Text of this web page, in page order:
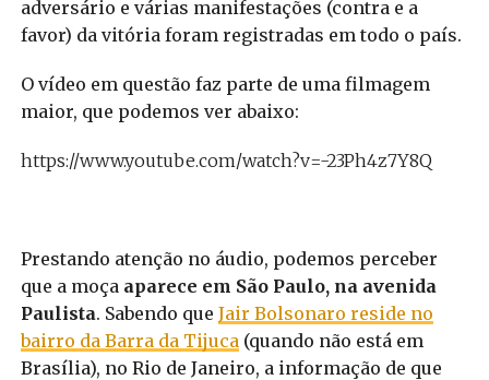
adversário e várias manifestações (contra e a
favor) da vitória foram registradas em todo o país.
O vídeo em questão faz parte de uma filmagem
maior, que podemos ver abaixo:
https://www.youtube.com/watch?v=-23Ph4z7Y8Q
Prestando atenção no áudio, podemos perceber
que a moça aparece em São Paulo, na avenida
Paulista. Sabendo que Jair Bolsonaro reside no
bairro da Barra da Tijuca (quando não está em
Brasília), no Rio de Janeiro, a informação de que